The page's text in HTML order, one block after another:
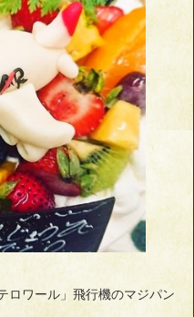
ロワール」飛行機のマジパン